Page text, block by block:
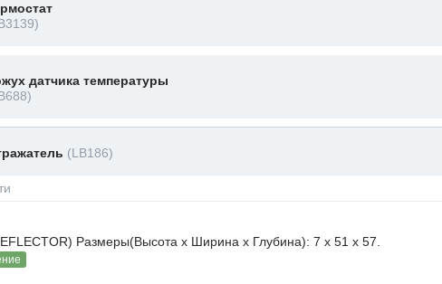
датчика температуры
(LB186)
Размеры(Высота х Ширина х Глубина): 7 x 51 х 57.